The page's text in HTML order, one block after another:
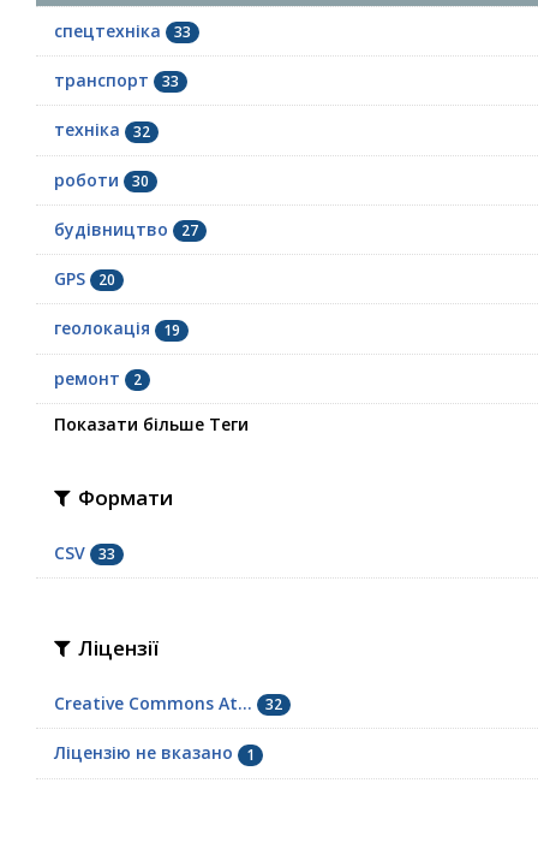
спецтехніка 33
транспорт 33
техніка 32
роботи 30
будівництво 27
GPS 20
геолокація 19
ремонт 2
Показати більше Теги
Формати
CSV 33
Ліцензії
Creative Commons At... 32
Ліцензію не вказано 1